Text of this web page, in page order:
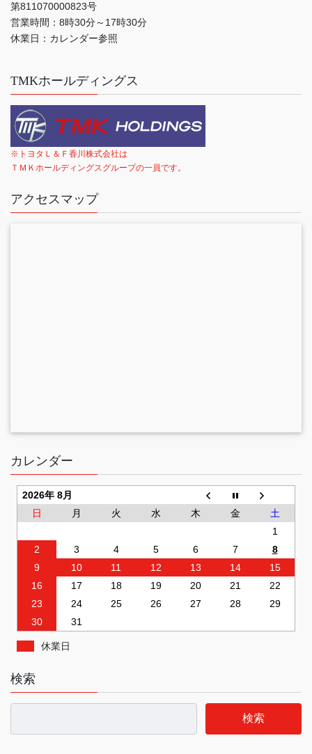
第811070000823号
営業時間：8時30分～17時30分
休業日：カレンダー参照
TMKホールディングス
※トヨタＬ＆Ｆ香川株式会社は
ＴＭＫホールディングスグループの一員です。
アクセスマップ
カレンダー
2026年 8月
日
月 火 水 木 金
土
1
2
3 4 5 6 7
8
9
10 11 12 13 14
15
16
17 18 19 20 21
22
23
24 25 26 27 28
29
30
31
休業日
検索